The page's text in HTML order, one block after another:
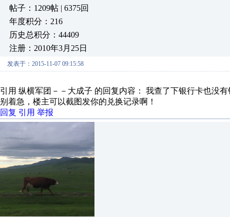
帖子：1209帖 | 6375回
年度积分：216
历史总积分：44409
注册：2010年3月25日
发表于：2015-11-07 09:15:58
引用 纵横军团－－大成子 的回复内容： 我查了下银行卡也没
别着急，楼主可以截图发你的兑换记录啊！
回复 引用 举报